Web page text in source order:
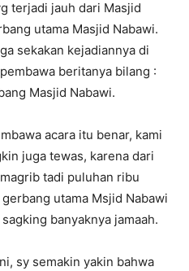
terjadi jauh dari Masjid
utama Masjid Nabawi.
sekakan kejadiannya di
beritanya bilang :
Masjid Nabawi.
acara itu benar, kami
juga tewas, karena dari
tadi puluhan ribu
utama Msjid Nabawi
banyaknya jamaah.
sy semakin yakin bahwa